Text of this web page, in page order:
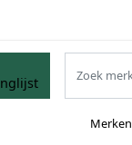
Merken